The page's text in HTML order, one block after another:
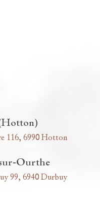
116, 6990 Hotton
Ourthe
99, 6940 Durbuy